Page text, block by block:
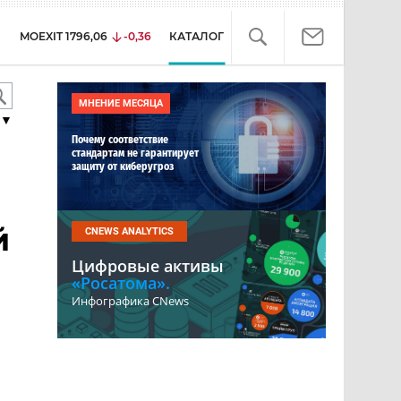
MOEXIT 1796,06 -0,36 КАТАЛОГ
▼
МНЕНИЕ МЕСЯЦА
Почему соответствие
стандартам не гарантирует
защиту от киберугроз
CNEWS ANALYTICS
Цифровые активы
«Росатома».
Инфографика CNews